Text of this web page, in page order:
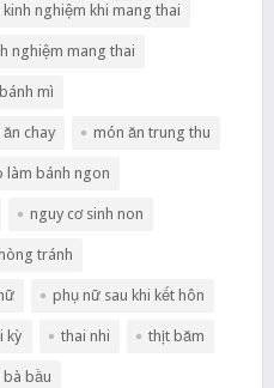
kinh nghiệm khi mang thai
nghiệm mang thai
mì
chay món ăn trung thu
làm bánh ngon
nguy cơ sinh non
tránh
phụ nữ sau khi kết hôn
kỳ thai nhi thịt băm
bầu